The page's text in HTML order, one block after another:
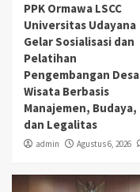
PPK Ormawa LSCC
Universitas Udayana
Gelar Sosialisasi dan
Pelatihan
Pengembangan Desa
Wisata Berbasis
Manajemen, Budaya,
dan Legalitas
admin Agustus 6, 2026